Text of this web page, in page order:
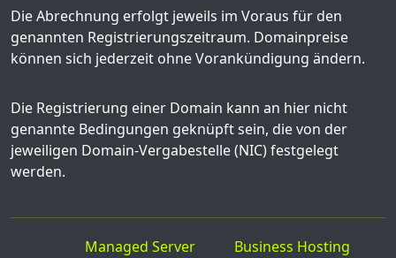
Die Abrechnung erfolgt jeweils im Voraus für den
genannten Registrierungszeitraum. Domainpreise
können sich jederzeit ohne Vorankündigung ändern.
Die Registrierung einer Domain kann an hier nicht
genannte Bedingungen geknüpft sein, die von der
jeweiligen Domain-Vergabestelle (NIC) festgelegt
werden.
Managed Server Business Hosting